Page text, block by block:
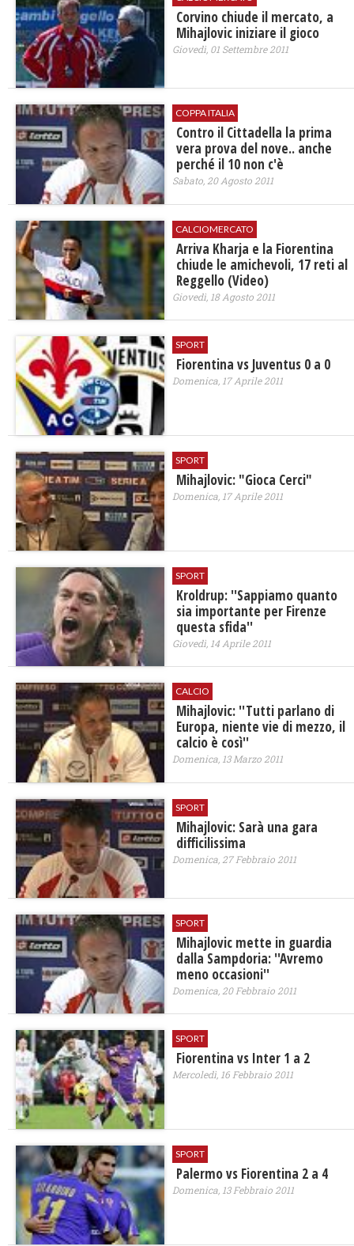
Corvino chiude il mercato, a
Mihajlovic iniziare il gioco
Giovedì, 01 Settembre 2011
COPPA ITALIA
Contro il Cittadella la prima
vera prova del nove.. anche
perché il 10 non c'è
Sabato, 20 Agosto 2011
CALCIOMERCATO
Arriva Kharja e la Fiorentina
chiude le amichevoli, 17 reti al
Reggello (Video)
Giovedì, 18 Agosto 2011
SPORT
Fiorentina vs Juventus 0 a 0
Domenica, 17 Aprile 2011
SPORT
Mihajlovic: "Gioca Cerci"
Domenica, 17 Aprile 2011
SPORT
Kroldrup: ''Sappiamo quanto
sia importante per Firenze
questa sfida''
Giovedì, 14 Aprile 2011
CALCIO
Mihajlovic: ''Tutti parlano di
Europa, niente vie di mezzo, il
calcio è così''
Domenica, 13 Marzo 2011
SPORT
Mihajlovic: Sarà una gara
difficilissima
Domenica, 27 Febbraio 2011
SPORT
Mihajlovic mette in guardia
dalla Sampdoria: ''Avremo
meno occasioni''
Domenica, 20 Febbraio 2011
SPORT
Fiorentina vs Inter 1 a 2
Mercoledì, 16 Febbraio 2011
SPORT
Palermo vs Fiorentina 2 a 4
Domenica, 13 Febbraio 2011